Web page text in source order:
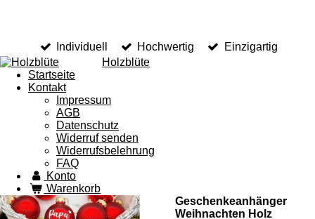
Individuell Hochwertig
Einzigartig
Holzblüte
Startseite
Kontakt
Impressum
AGB
Datenschutz
Widerruf senden
Widerrufsbelehrung
FAQ
Konto
Warenkorb
Geschenkeanhänger
Weihnachten Holz